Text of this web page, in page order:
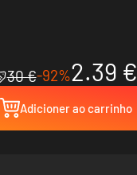
30 €-92%2.39 €
Adicioner ao carrinho